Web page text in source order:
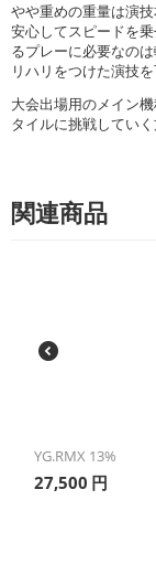
やや重めの重量は演
安心してスピードを
るプレーに必要なの
リハリをつけた演技
大会出場用のメイン
タイルに挑戦してい
関連商品
YG.RMX 13%
27,500 円